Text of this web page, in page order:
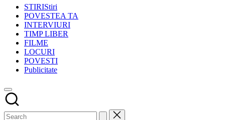
STIRIStiri
POVESTEA TA
INTERVIURI
TIMP LIBER
FILME
LOCURI
POVESTI
Publicitate